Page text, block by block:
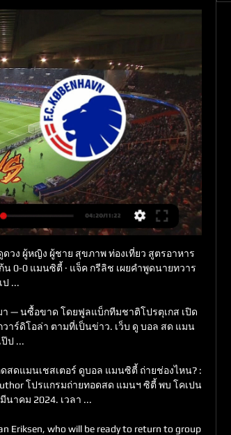
วง ผู้หญิง ผู้ชาย สุขภาพ ท่องเที่ยว สูตรอาหาร
น 0-0 แมนซิตี้ · แจ็ค กรีลิช เผยคำพูดนายทวาร
ป ...
า — นซื้อขาด โดยฟูลแบ็กทีมชาติโปรตุเกส เปิด
วาร์ดิโอล่า ตามที่เป็นข่าว. เว็บ ดู บอล สด แมน
ป ...
สดแมนเชสเตอร์ ดูบอล แมนซิตี้ ถ่ายช่องไหน? :
โปรแกรมถ่ายทอดสด แมนฯ ซิตี้ พบ โคเปน
าคม 2024. เวลา ...
Eriksen, who will be ready to return to group